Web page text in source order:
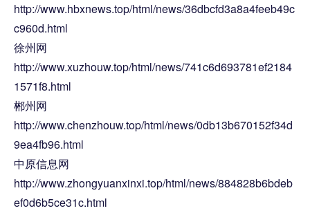
http://www.hbxnews.top/html/news/36dbcfd3a8a4feeb49c
c960d.html
徐州网
http://www.xuzhouw.top/html/news/741c6d693781ef2184
1571f8.html
郴州网
http://www.chenzhouw.top/html/news/0db13b670152f34d
9ea4fb96.html
中原信息网
http://www.zhongyuanxinxi.top/html/news/884828b6bdeb
ef0d6b5ce31c.html